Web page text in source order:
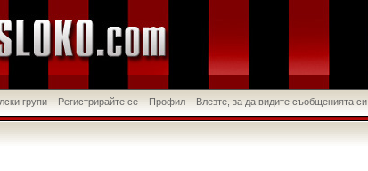
групи Регистрирайте се Профил Влезте, за да видите съобщенията си